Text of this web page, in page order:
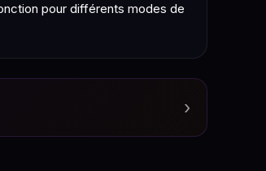
pour différents modes de
›